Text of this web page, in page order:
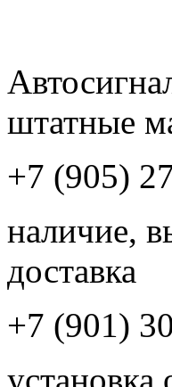
штатные
+7 (905)
наличие,
доставка
+7 (901)